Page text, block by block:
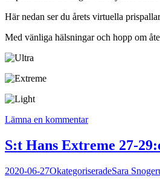
Här nedan ser du årets virtuella
Med vänliga hälsningar och hopp om
Lämna en kommentar
S:t Hans Extreme 27-
2020-06-27OkategoriseradeSara